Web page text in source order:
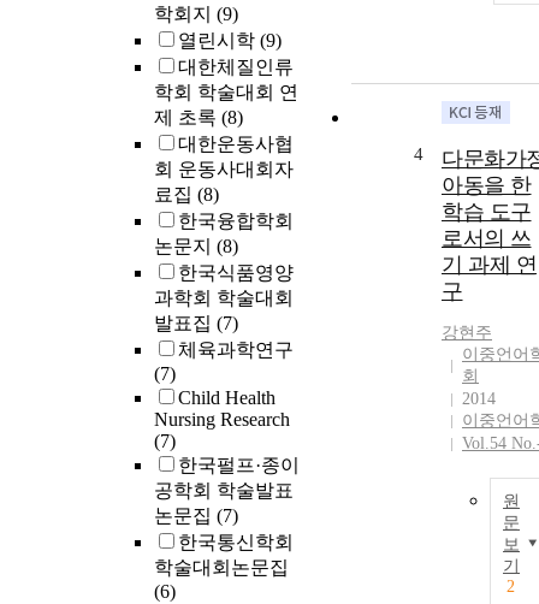
학회지 (9)
열린시학 (9)
대한체질인류
학회 학술대회 연
제 초록 (8)
대한운동사협
회 운동사대회자
료집 (8)
한국융합학회
논문지 (8)
한국식품영양
과학회 학술대회
발표집 (7)
체육과학연구
(7)
Child Health
Nursing Research
(7)
한국펄프·종이
공학회 학술발표
논문집 (7)
한국통신학회
학술대회논문집
(6)
4
다문화가
아동을 한
학습 도구
로서의 쓰
기 과제 연
구
강현주
이중언어
회
2014
이중언어
Vol.54
원
문
보
기
2